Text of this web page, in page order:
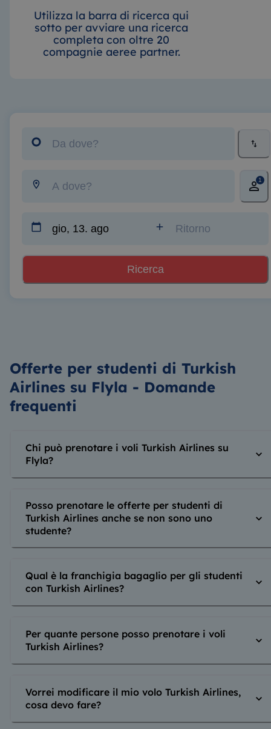
Utilizza la barra di ricerca qui
sotto per avviare una ricerca
completa con oltre 20
compagnie aeree partner.
1
Ricerca
Offerte per studenti di Turkish
Airlines su Flyla - Domande
frequenti
Chi può prenotare i voli Turkish Airlines su
Flyla?
Posso prenotare le offerte per studenti di
Turkish Airlines anche se non sono uno
studente?
Qual è la franchigia bagaglio per gli studenti
con Turkish Airlines?
Per quante persone posso prenotare i voli
Turkish Airlines?
Vorrei modificare il mio volo Turkish Airlines,
cosa devo fare?